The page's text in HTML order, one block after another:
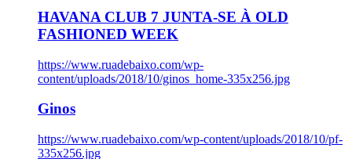
HAVANA CLUB 7 JUNTA-SE À OLD
FASHIONED WEEK
https://www.ruadebaixo.com/wp-
content/uploads/2018/10/ginos_home-335x256.jpg
Ginos
https://www.ruadebaixo.com/wp-content/uploads/2018/10/pf-
335x256.jpg